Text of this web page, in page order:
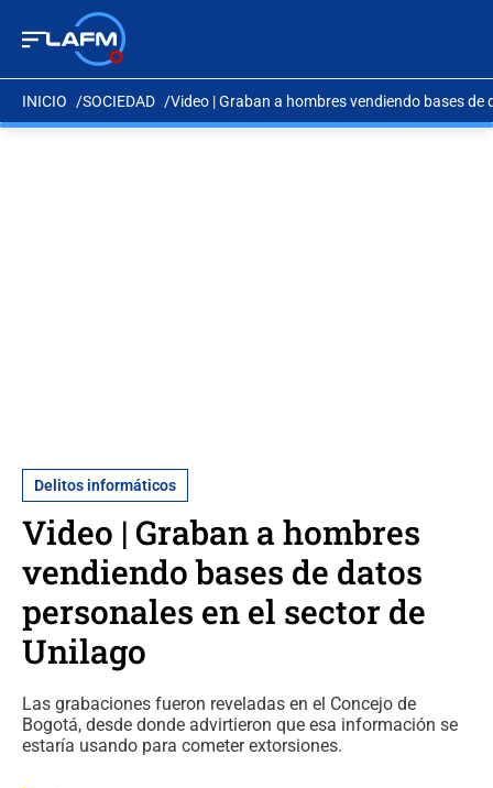
INICIO SOCIEDAD Video | Graban a hombres vendiendo bases
Delitos informáticos
Video | Graban a hombres
vendiendo bases de datos
personales en el sector de
Unilago
Las grabaciones fueron reveladas en el Concejo de
Bogotá, desde donde advirtieron que esa información se
estaría usando para cometer extorsiones.